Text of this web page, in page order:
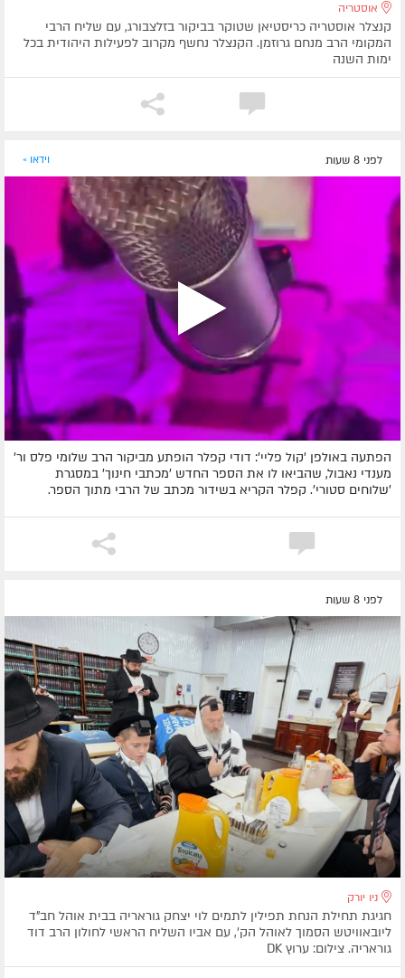
אוסטריה
קנצלר אוסטריה כריסטיאן שטוקר בביקור בזלצבורג, עם שליח הרבי
המקומי הרב מנחם גרוזמן. הקנצלר נחשף מקרוב לפעילות היהודית בכל
ימות השנה
לפני 8 שעות וידאו »
הפתעה באולפן 'קול פליי': דודי קפלר הופתע מביקור הרב שלומי פלס ור'
מענדי נאבול, שהביאו לו את הספר החדש 'מכתבי חינוך' במסגרת
'שלוחים סטורי'. קפלר הקריא בשידור מכתב של הרבי מתוך הספר.
לפני 8 שעות
ניו יורק
חגיגת תחילת הנחת תפילין לתמים לוי יצחק גוראריה בבית אוהל חב"ד
ליובאוויטש הסמוך לאוהל הק', עם אביו השליח הראשי לחולון הרב דוד
גוראריה. צילום: ערוץ DK